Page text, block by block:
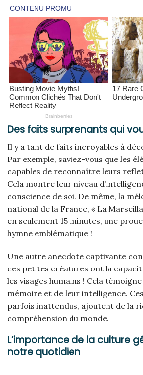
Des faits surprenants qui
Il y a tant de faits incroyables à
Par exemple, saviez-vous que les
capables de reconnaître leurs
Cela montre leur niveau
conscience de soi. De même, la
national de la France, « La
en seulement 15 minutes, une
hymne emblématique !
Une autre anecdote captivante
ces petites créatures ont la
les visages humains ! Cela
mémoire et de leur intelligence.
parfois inattendus, ajoutent de la
compréhension du monde.
L’importance de la culture
notre quotidien